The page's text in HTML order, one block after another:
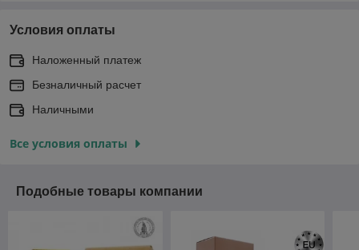
Условия оплаты
Наложенный платеж
Безналичный расчет
Наличными
Все условия оплаты
Подобные товары компании